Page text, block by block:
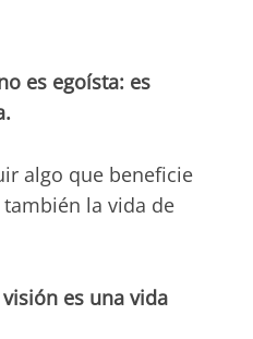
es egoísta: es
algo que beneficie
la vida de
es una vida